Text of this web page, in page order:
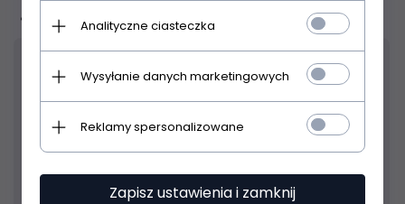
41, 00 PLN
Analityczne ciasteczka
Wysyłanie danych marketingowych
Reklamy spersonalizowane
Zapisz ustawienia i zamknij